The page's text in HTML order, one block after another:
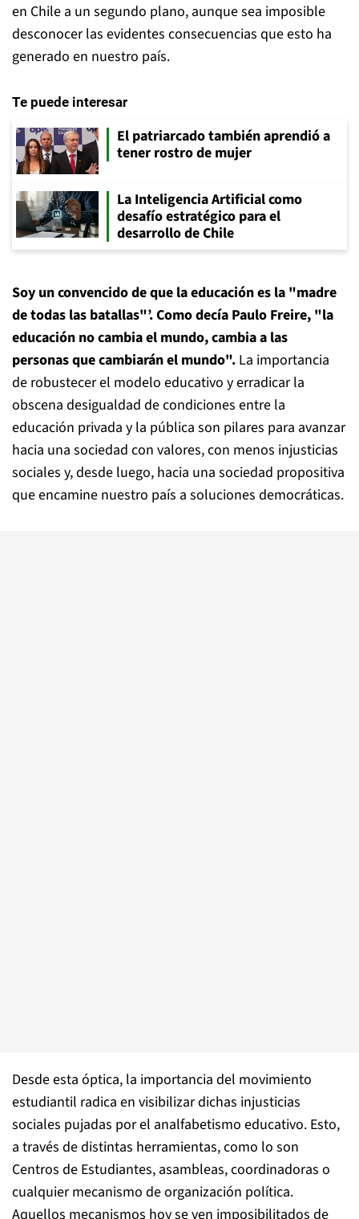
en Chile a un segundo plano, aunque sea imposible
desconocer las evidentes consecuencias que esto ha
generado en nuestro país.
Te puede interesar
El patriarcado también aprendió a
tener rostro de mujer
La Inteligencia Artificial como
desafío estratégico para el
desarrollo de Chile
Soy un convencido de que la educación es la "madre
de todas las batallas"’. Como decía Paulo Freire, "la
educación no cambia el mundo, cambia a las
personas que cambiarán el mundo". La importancia
de robustecer el modelo educativo y erradicar la
obscena desigualdad de condiciones entre la
educación privada y la pública son pilares para avanzar
hacia una sociedad con valores, con menos injusticias
sociales y, desde luego, hacia una sociedad propositiva
que encamine nuestro país a soluciones democráticas.
Desde esta óptica, la importancia del movimiento
estudiantil radica en visibilizar dichas injusticias
sociales pujadas por el analfabetismo educativo. Esto,
a través de distintas herramientas, como lo son
Centros de Estudiantes, asambleas, coordinadoras o
cualquier mecanismo de organización política.
Aquellos mecanismos hoy se ven imposibilitados de